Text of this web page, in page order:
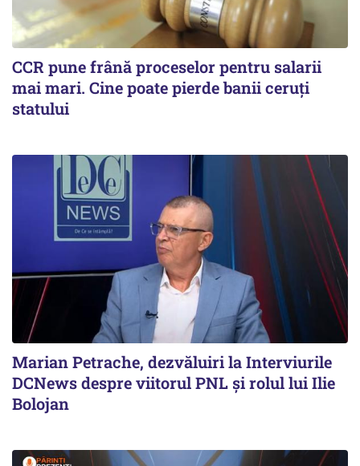
CCR pune frână proceselor pentru salarii
mai mari. Cine poate pierde banii ceruți
statului
Marian Petrache, dezvăluiri la Interviurile
DCNews despre viitorul PNL și rolul lui Ilie
Bolojan